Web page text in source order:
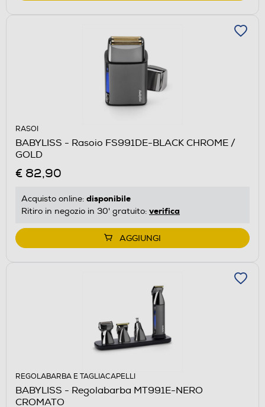
RASOI
BABYLISS - Rasoio FS991DE-BLACK CHROME /
GOLD
€ 82,90
Acquisto online: disponibile
Ritiro in negozio in 30' gratuito: verifica
AGGIUNGI
REGOLABARBA E TAGLIACAPELLI
BABYLISS - Regolabarba MT991E-NERO
CROMATO